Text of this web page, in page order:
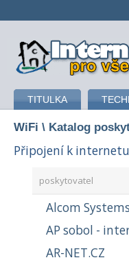
připojení k
TITULKA
WiFi \ Katalog
Připojení k
poskytovatel
Alcom
AP sobol -
AR-NET.CZ